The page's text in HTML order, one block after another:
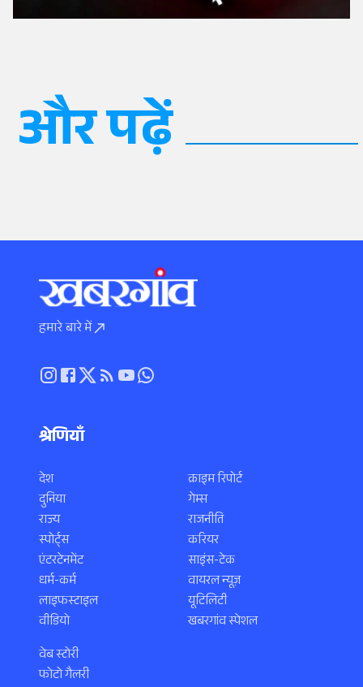
और पढ़ें
हमारे बारे में
श्रेणियाँ
देश
दुनिया
राज्य
स्पोर्ट्स
एंटरटेनमेंट
धर्म-कर्म
लाइफस्टाइल
वीडियो
क्राइम रिपोर्ट
गेम्स
राजनीति
करियर
साइंस-टेक
वायरल न्यूज़
यूटिलिटी
खबरगांव स्पेशल
वेब स्टोरी
फोटो गैलरी